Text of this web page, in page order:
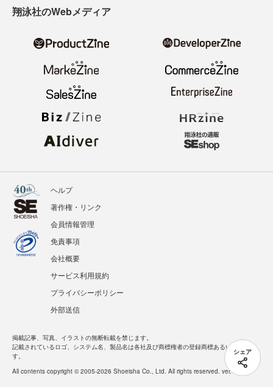
シェア
翔泳社のWebメディア
ヘルプ
著作権・リンク
会員情報管理
免責事項
会社概要
サービス利用規約
プライバシーポリシー
外部送信
掲載記事、写真、イラストの無断転載を禁じます。
記載されているロゴ、システム名、製品名は各社及び商標権者の登録商標あるいは商標で
す。
All contents copyright © 2005-2026 Shoeisha Co., Ltd. All rights reserved. ver.1.5